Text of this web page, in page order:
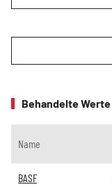
Behandelte Werte
Name
BASF